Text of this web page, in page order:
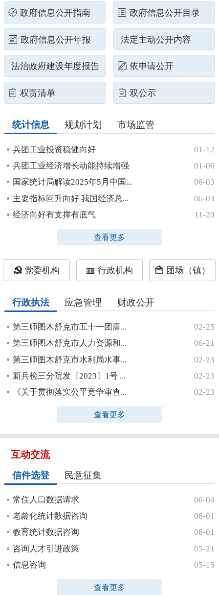
政府信息公开指南 政府信息公开目录
政府信息公开年报 法定主动公开内容
法治政府建设年度报告 依申请公开
权责清单 双公示
统计信息 规划计划 市场监管
兵团工业投资稳健向好
01-12
兵团工业经济增长动能持续增强
01-06
国家统计局解读2025年5月中国...
06-03
主要指标回升向好 我国经济总...
06-03
经济向好有支撑有底气
11-20
查看更多
党委机构 行政机构 团场（镇）
行政执法 应急管理 财政公开
第三师图木舒克市五十一团唐...
02-25
第三师图木舒克市人力资源和...
06-21
第三师图木舒克市水利局水事...
02-23
新兵检三分院发〔2023〕1号 ...
02-23
《关于贯彻落实公平竞争审查...
02-23
查看更多
互动交流
信件选登 民意征集
常住人口数据请求
06-04
老龄化统计数据咨询
06-01
教育统计数据咨询
06-01
咨询人才引进政策
05-21
信息咨询
05-15
查看更多